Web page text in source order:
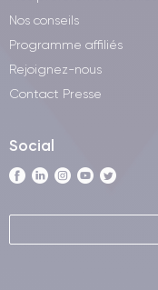
Nos conseils
Programme affiliés
Rejoignez-nous
Contact Presse
Social